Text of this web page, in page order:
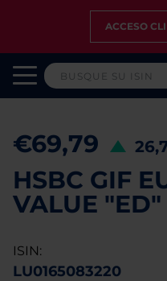
ACCESO
€69,79
HSBC GIF
VALUE
ISIN:
LU0165083220